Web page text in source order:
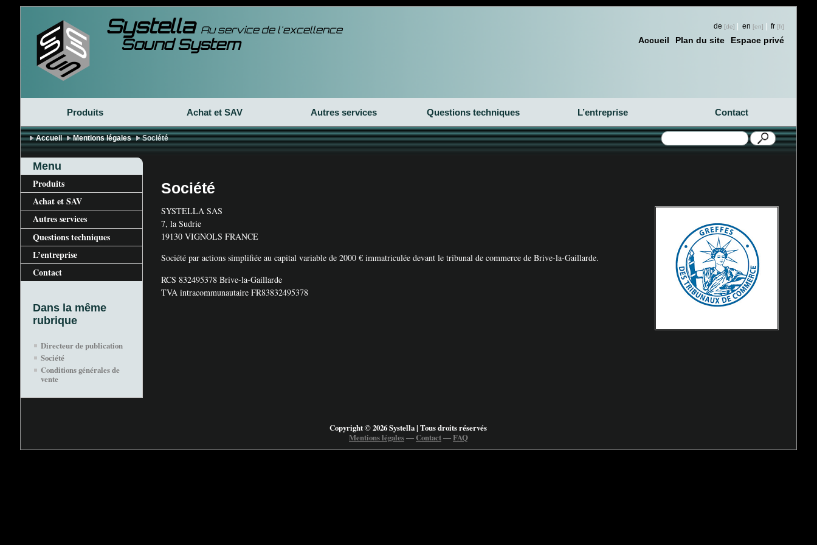
Systella Au service de l'excellence
Sound System
de | en | fr
Accueil Plan du site Espace privé
Produits Achat et SAV Autres services Questions techniques L’entreprise Contact
Accueil Mentions légales Société
Menu
Produits
Achat etSAV
Autres services
Questions techniques
L’entreprise
Contact
Dans la même
rubrique
Directeur de publication
Société
Conditions générales de
vente
Société
SYSTELLA SAS
7, la Sudrie
19130 VIGNOLS FRANCE
Société par actions simplifiée au capital variable de 2000 € immatriculée devant le tribunal de commerce de Brive-la-Gaillarde.
RCS 832495378 Brive-la-Gaillarde
TVA intracommunautaire FR83832495378
Copyright © 2026 Systella | Tous droits réservés
Mentions légales―Contact―FAQ